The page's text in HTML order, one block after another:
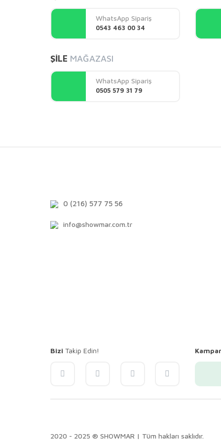
Ürün açıklamasında eksik bilgiler bulunuyor.
Ürün bilgilerinde hatalar bulunuyor.
Ürün fiyatı diğer sitelerden daha pahalı.
Bu ürüne benzer farklı alternatifler olmalı.
WhatsApp Sipariş
0543 463 00 34
ŞİLE MAĞAZASI
WhatsApp Sipariş
0505 579 31 79
0 (216) 577 75 56
info@showmar.com.tr
Bizi Takip Edin!
2020 - 2025 ® SHOWMAR | Tüm hakları saklıdır.